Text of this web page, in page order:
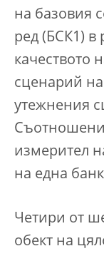
на базовия
ред (БСК1) в
качеството
сценарий на
утежнения
измерител
на една
Четири от
обект на